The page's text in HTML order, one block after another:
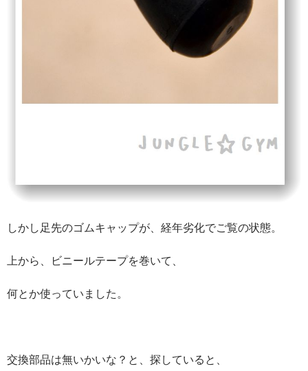
しかし足先のゴムキャップが、経年劣化でご覧の状態。
上から、ビニールテープを巻いて、
何とか使っていました。
交換部品は無いかいな？と、探していると、